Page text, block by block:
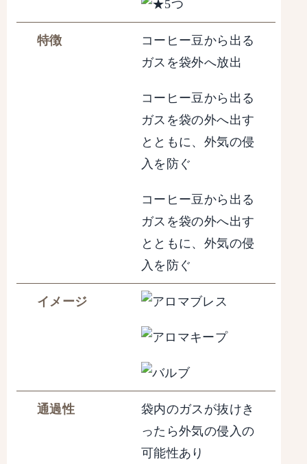
特徴
コーヒー豆から出る
ガスを袋外へ放出
コーヒー豆から出る
ガスを袋の外へ出す
とともに、外気の侵
入を防ぐ
コーヒー豆から出る
ガスを袋の外へ出す
とともに、外気の侵
入を防ぐ
イメージ
通過性
袋内のガスが抜けき
ったら外気の侵入の
可能性あり